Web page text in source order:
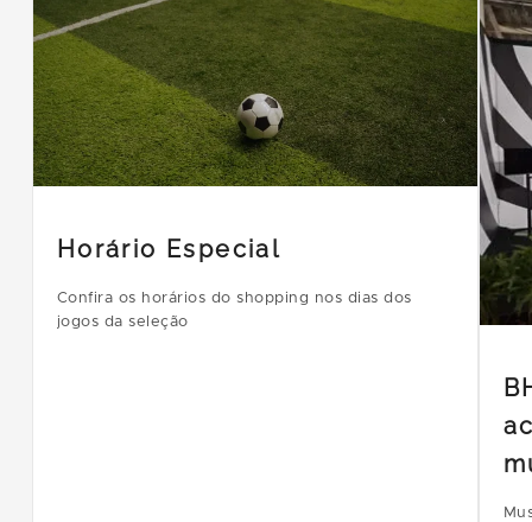
Horário Especial
Confira os horários do shopping nos dias dos
jogos da seleção